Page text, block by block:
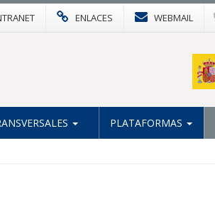
ENLACES WEBMAIL
PLATAFORMAS